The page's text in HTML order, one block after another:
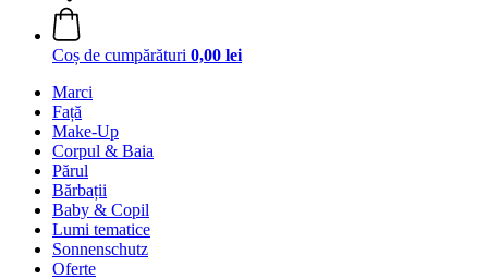
Coș de cumpărături 0,00 lei
Marci
Față
Make-Up
Corpul & Baia
Părul
Bărbații
Baby & Copil
Lumi tematice
Sonnenschutz
Oferte